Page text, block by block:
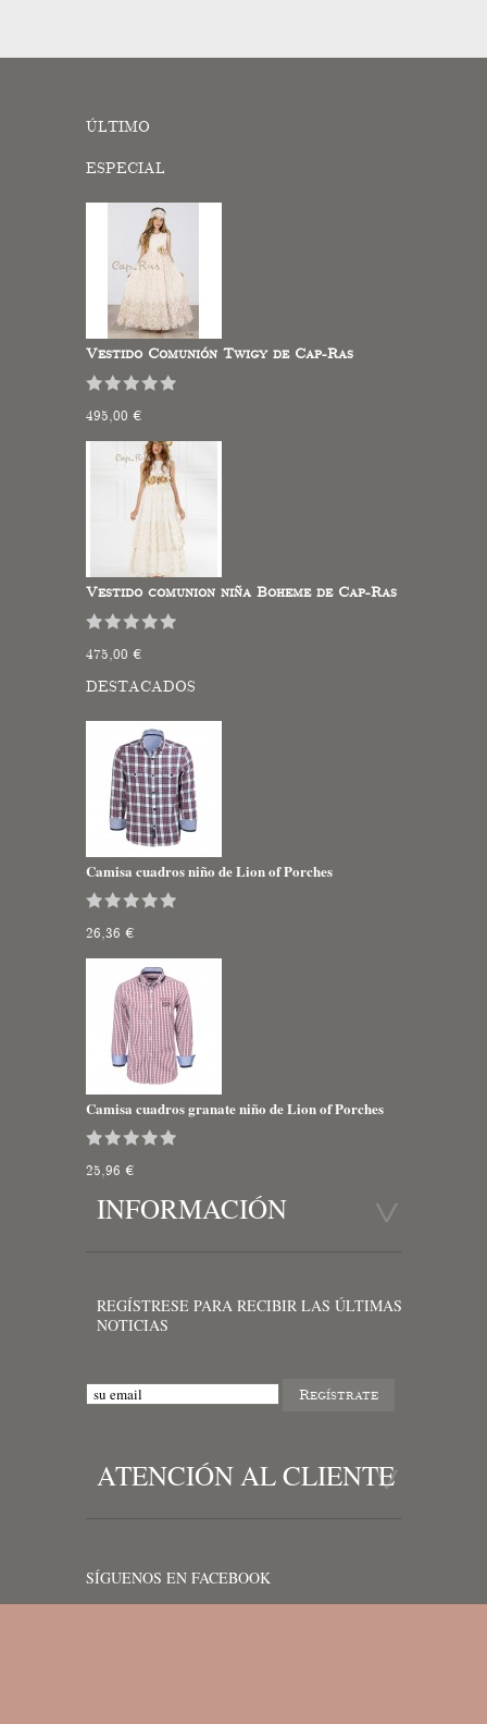
ÚLTIMO
ESPECIAL
Vestido Comunión Twigy de Cap-Ras
495,00 €
Vestido comunion niña Boheme de Cap-Ras
475,00 €
DESTACADOS
Camisa cuadros niño de Lion of Porches
26,36 €
Camisa cuadros granate niño de Lion of Porches
25,96 €
INFORMACIÓN
REGÍSTRESE PARA RECIBIR LAS ÚLTIMAS
NOTICIAS
ATENCIÓN AL CLIENTE
SÍGUENOS EN FACEBOOK